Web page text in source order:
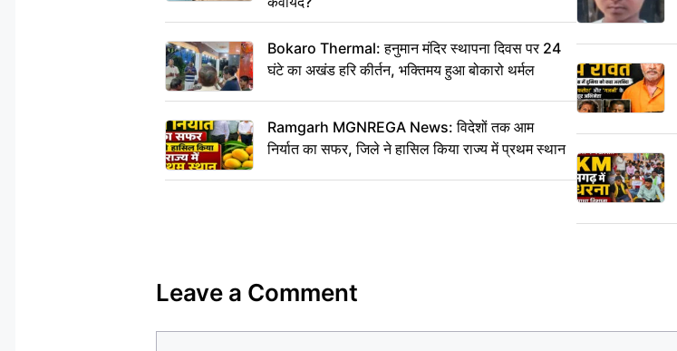
Bokaro Thermal: हनुमान मंदिर स्थापना दिवस पर 24
घंटे का अखंड हरि कीर्तन, भक्तिमय हुआ बोकारो थर्मल
Ramgarh MGNREGA News: विदेशों तक आम
निर्यात का सफर, जिले ने हासिल किया राज्य में प्रथम स्थान
Leave a Comment